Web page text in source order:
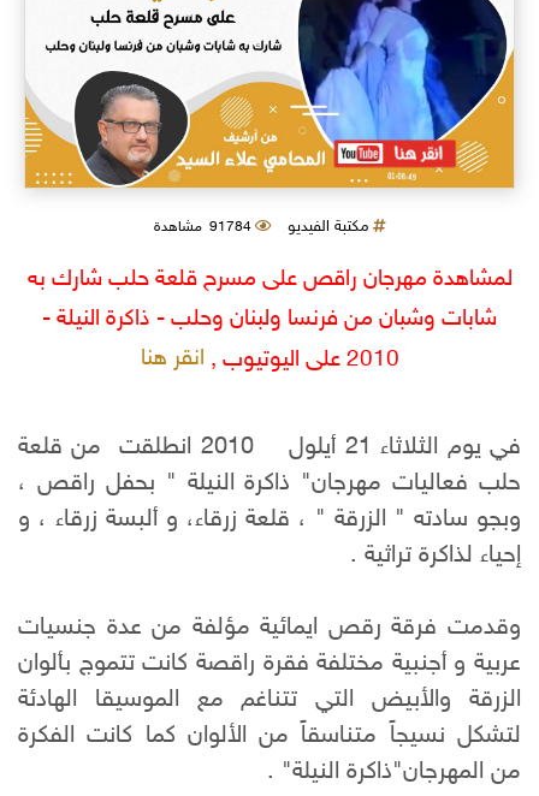
مكتبة الفيديو 91784 مشاهدة
لمشاهدة مهرجان راقص على مسرح قلعة حلب شارك به
شابات وشبان من فرنسا ولبنان وحلب - ذاكرة النيلة -
2010 على اليوتيوب ,
انقر هنا
في يوم الثلاثاء 21 أيلول 2010 انطلقت من قلعة
حلب فعاليات مهرجان" ذاكرة النيلة " بحفل راقص ،
وبجو سادته " الزرقة " ، قلعة زرقاء، و ألبسة زرقاء ، و
إحياء لذاكرة تراثية .
وقدمت فرقة رقص ايمائية مؤلفة من عدة جنسيات
عربية و أجنبية مختلفة فقرة راقصة كانت تتموج بألوان
الزرقة والأبيض التي تتناغم مع الموسيقا الهادئة
لتشكل نسيجاً متناسقاً من الألوان كما كانت الفكرة
من المهرجان"ذاكرة النيلة" .